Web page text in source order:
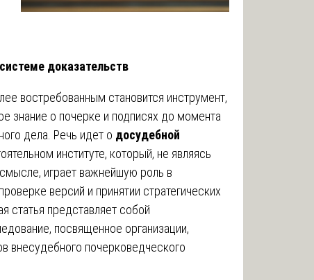
доказательств
востребованным становится инструмент,
знание о почерке и подписях до момента
дела. Речь идет о досудебной
институте, который, не являясь
играет важнейшую роль в
версий и принятии стратегических
статья представляет собой
посвященное организации,
внесудебного почерковедческого